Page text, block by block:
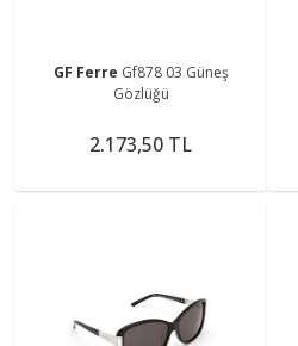
GF Ferre Gf878 03 Güneş
Gözlüğü
2.173,50 TL